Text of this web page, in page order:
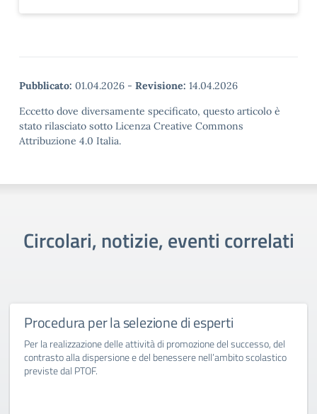
Pubblicato: 01.04.2026 - Revisione: 14.04.2026
Eccetto dove diversamente specificato, questo articolo è
stato rilasciato sotto Licenza Creative Commons
Attribuzione 4.0 Italia.
Circolari, notizie, eventi correlati
Procedura per la selezione di esperti
Per la realizzazione delle attività di promozione del successo, del
contrasto alla dispersione e del benessere nell’ambito scolastico
previste dal PTOF.